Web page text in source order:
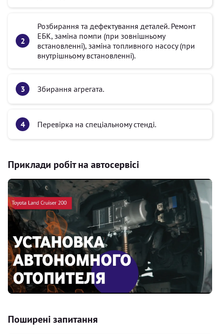
Розбирання та дефектування деталей. Ремонт
ЕБК, заміна помпи (при зовнішньому
встановленні), заміна топливного насосу (при
внутрішньому встановленні).
Збирання агрегата.
Перевірка на спеціальному стенді.
Приклади робіт на автосервісі
Поширені запитання